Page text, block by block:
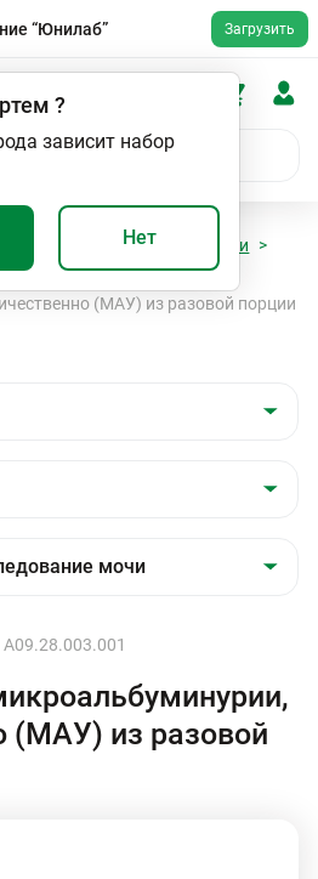
“Юнилаб” Загрузить
?
зависит набор
Нет
Исследования мочи
мочи
Диагностика
(МАУ) из разовой порции
A09.28.003.001
(МАУ) из разовой